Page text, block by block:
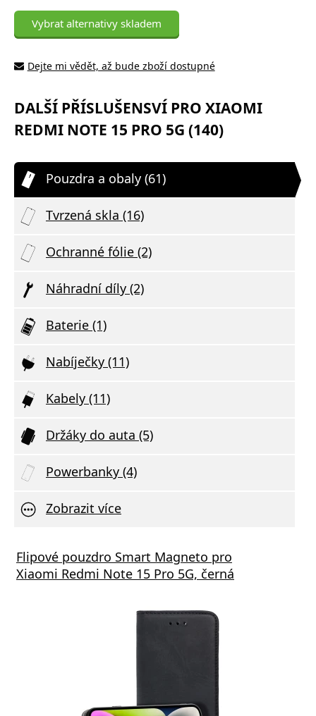
Vybrat alternativy skladem
Dejte mi vědět, až bude zboží dostupné
DALŠÍ PŘÍSLUŠENSVÍ PRO XIAOMI
REDMI NOTE 15 PRO 5G (140)
Pouzdra a obaly (61)
Tvrzená skla (16)
Ochranné fólie (2)
Náhradní díly (2)
Baterie (1)
Nabíječky (11)
Kabely (11)
Držáky do auta (5)
Powerbanky (4)
Zobrazit více
Flipové pouzdro Smart Magneto pro
Xiaomi Redmi Note 15 Pro 5G, černá